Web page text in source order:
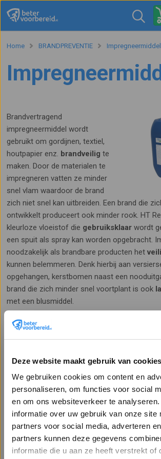
Deze website maakt gebruik van cookies
We gebruiken cookies om content en
personaliseren, om functies voor social
en om ons websiteverkeer te
informatie over uw gebruik van onze site
partners voor social media, adverteren
partners kunnen deze gegevens
informatie die u aan ze heeft verstrekt of
Home BRANDPREVENTIE Impregneermiddel
Brandvertragend
impregneermiddel wordt
gebruikt om gordijnen, textiel,
houtpapier enz. brandveilig te
maken. Door de materialen te
impregneren vatten ze minder
snel vlam waardoor de brand
zich niet snel kan uitbreiden. Een brand die
ontwikkelt produceert ook minder rook. HT
kleurloze vloeistof die gebruiksklaar wordt
een spuit als spray kan worden opgebracht.
noodzakelijk als brandbare producten het
kunnen belemmeren. Denk hierbij aan
opgehangen, kerstbomen naast een
brand die zich minder snel voortplant is ook
met een blusmiddel.
Sorteer op:
Impregneermiddel
Textiel
Welkom op